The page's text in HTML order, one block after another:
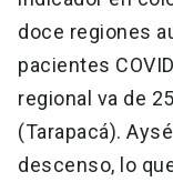
doce regiones
pacientes
regional va de
(Tarapacá).
descenso, lo